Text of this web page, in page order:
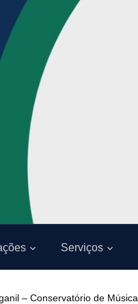
Serviços
– Conservatório de